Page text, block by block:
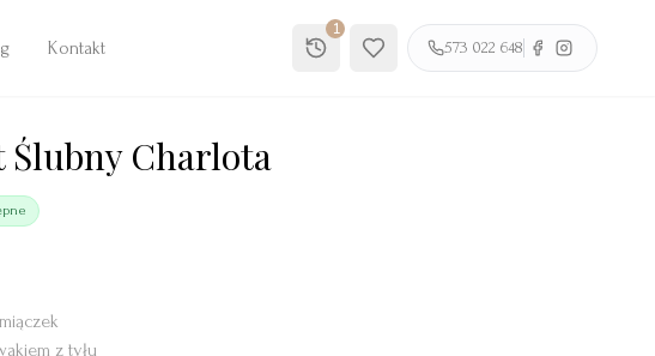
Kontakt
1
573 022 648
Ślubny Charlota
z tyłu